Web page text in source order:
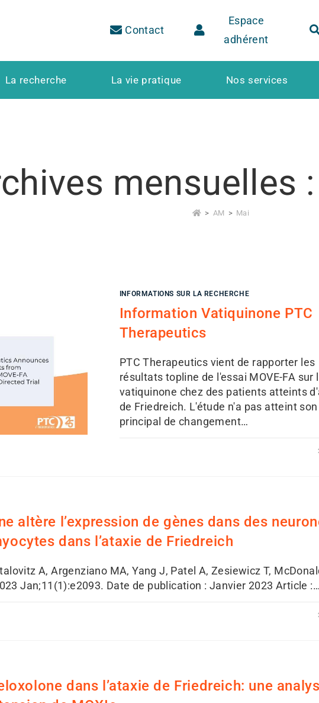
Contact
Espace
adhérent
La recherche La vie pratique Nos services
mensuelles
> AM > Mai
INFORMATIONS SUR LA RECHERCHE
Information Vatiquinone PTC
Therapeutics
PTC Therapeutics vient de rapporter les
résultats topline de l'essai MOVE-FA sur
vatiquinone chez des patients atteints
de Friedreich. L'étude n'a pas atteint
principal de changement…
altère l’expression de gènes dans des
dans l’ataxie de Friedreich
A, Argenziano MA, Yang J, Patel A, Zesiewicz T,
Jan;11(1):e2093. Date de publication : Janvier 2023 Article :…
dans l’ataxie de Friedreich: une